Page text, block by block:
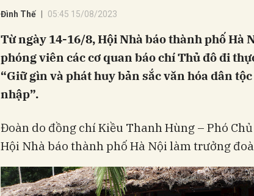
Đình Thế 05:45 15/08/2023
Từ ngày 14-16/8, Hội Nhà báo thành phố Hà
phóng viên các cơ quan báo chí Thủ đô đi
“Giữ gìn và phát huy bản sắc văn hóa dân
nhập”.
Đoàn do đồng chí Kiều Thanh Hùng – Phó
Hội Nhà báo thành phố Hà Nội làm trưởng